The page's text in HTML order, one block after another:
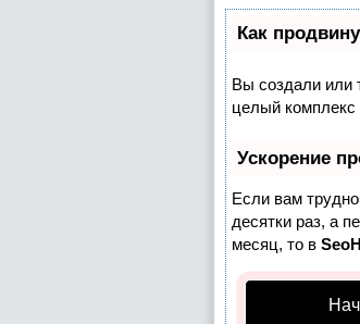
Как
Вы создали или
целый комплекс
Ускорение
Если вам
десятки раз, а
месяц, то в